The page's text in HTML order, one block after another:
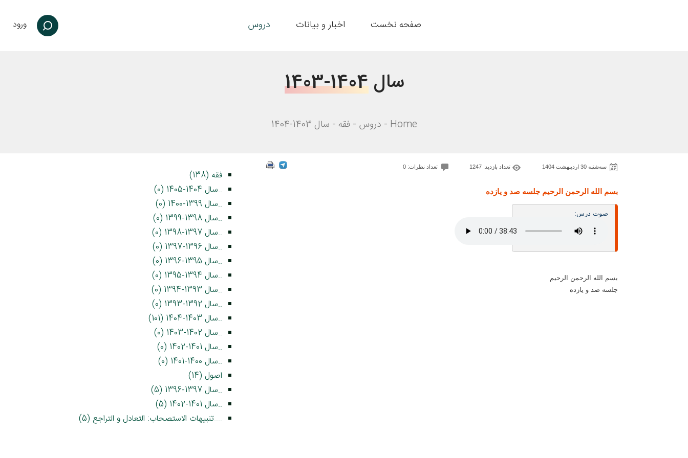
صفحه نخست اخبار و بیانات دروس ورود
سال1403-1404
Home دروس فقه سال 1403-1404
ﺳﻪشنبه 30 اردیبهشت 1404 تعداد بازدید: 1247 تعداد نظرات: 0
بسم الله الرحمن الرحيم جلسه صد و یازده
صوت درس:
بسم الله الرحمن الرحيم
جلسه صد و یازده
فقه (138)
..سال 1404-1405 (0)
..سال 1399-1400 (0)
..سال 1398-1399 (0)
..سال 1397-1398 (0)
..سال 1396-1397 (0)
..سال 1395-1396 (0)
..سال 1394-1395 (0)
..سال 1393-1394 (0)
..سال 1392-1393 (0)
..سال 1403-1404 (101)
..سال 1402-1403 (0)
..سال 1401-1402 (0)
..سال 1400-1401 (0)
اصول (14)
..سال 1397-1396 (5)
..سال 1401-1402 (5)
....تنبیهات الاستصحاب: التعادل و التراجع (5)